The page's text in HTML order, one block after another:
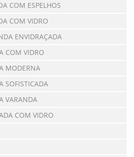
COM ESPELHOS
COM VIDRO
ENVIDRAÇADA
COM VIDRO
MODERNA
SOFISTICADA
VARANDA
COM VIDRO